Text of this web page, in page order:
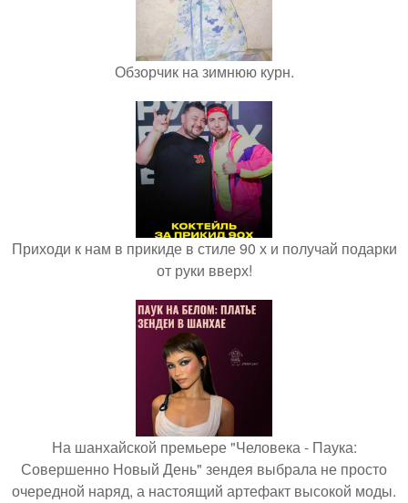
Обзорчик на зимнюю курн.
Приходи к нам в прикиде в стиле 90 х и получай подарки
от руки вверх!
На шанхайской премьере "Человека - Паука:
Совершенно Новый День" зендея выбрала не просто
очередной наряд, а настоящий артефакт высокой моды.